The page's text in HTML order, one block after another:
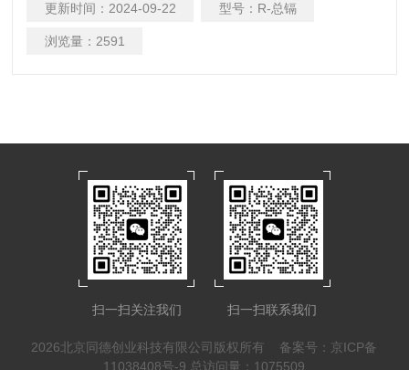
控系统应用中功能*。
更新时间： 2024-09-22 型号： R-总镉
浏览量： 2591
扫一扫关注我们 扫一扫联系我们
2026北京同德创业科技有限公司版权所有 备案号：京ICP备
11038408号-9 总访问量：1075509